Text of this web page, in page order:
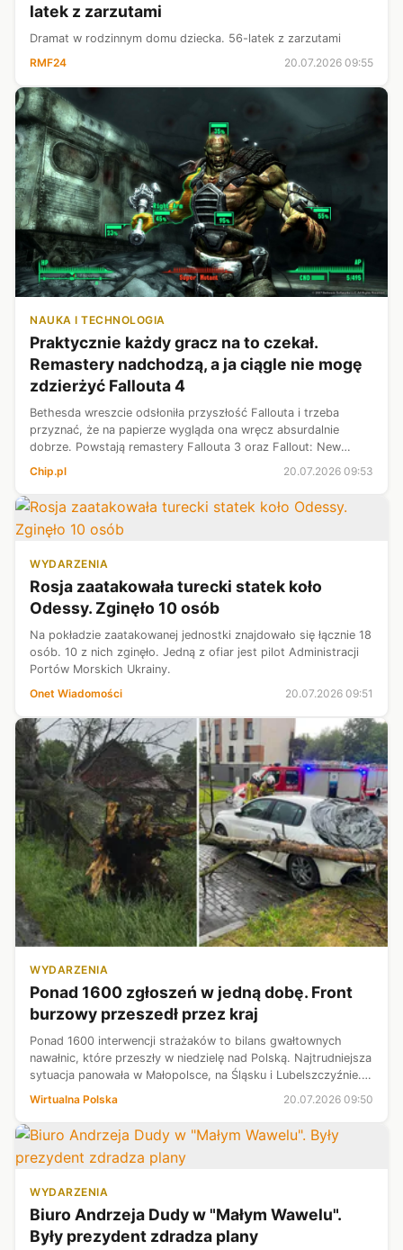
latek z zarzutami
Dramat w rodzinnym domu dziecka. 56-latek z zarzutami
RMF24
20.07.2026 09:55
NAUKA I TECHNOLOGIA
Praktycznie każdy gracz na to czekał.
Remastery nadchodzą, a ja ciągle nie mogę
zdzierżyć Fallouta 4
Bethesda wreszcie odsłoniła przyszłość Fallouta i trzeba
przyznać, że na papierze wygląda ona wręcz absurdalnie
dobrze. Powstają remastery Fallouta 3 oraz Fallout: New
projektem osadzonym w tym uniwe...
Chip.pl 20.07.2026 09:53
WYDARZENIA
Rosja zaatakowała turecki statek koło
Odessy. Zginęło 10 osób
Na pokładzie zaatakowanej jednostki znajdowało się łącznie 18
osób. 10 z nich zginęło. Jedną z ofiar jest pilot Administracji
Portów Morskich Ukrainy.
Onet Wiadomości
20.07.2026 09:51
WYDARZENIA
Ponad 1600 zgłoszeń w jedną dobę. Front
burzowy przeszedł przez kraj
Ponad 1600 interwencji strażaków to bilans gwałtownych
nawałnic, które przeszły w niedzielę nad Polską. Najtrudniejsza
sytuacja panowała w Małopolsce, na Śląsku i Lubelszczyźnie.
dachy. Synoptycy ost...
Wirtualna Polska 20.07.2026 09:50
WYDARZENIA
Biuro Andrzeja Dudy w "Małym Wawelu".
Były prezydent zdradza plany